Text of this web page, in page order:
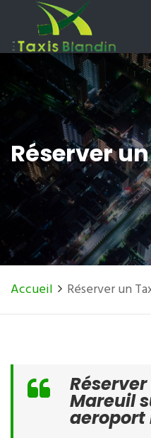
Réserver
Accueil Réserver un
Mareuil
aeroport